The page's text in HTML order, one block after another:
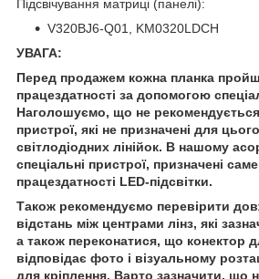
Підсвічування матриці (панелі):
V320BJ6-Q01, KM0320LDCH
УВАГА:
Перед продажем кожна планка
працездатності за допомогою
Наголошуємо, що не
пристрої, які не призначені для
світлодіодних лінійок. В нашому
спеціальні пристрої, призначені
працездатності LED-підсвітки.
Також рекомендуємо перевірити
відстань між центрами лінз, які
а також переконатися, що конектор
відповідає фото і візуальному
для кріплення. Варто зазначити, що